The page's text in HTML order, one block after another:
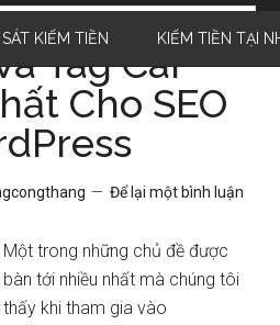
KIẾM TIỀN KIẾM TIỀN TẠI
Tag Cái
Cho SEO
Để lại một bình luận
Một trong những chủ đề được
bàn tới nhiều nhất mà chúng tôi
thấy khi tham gia vào